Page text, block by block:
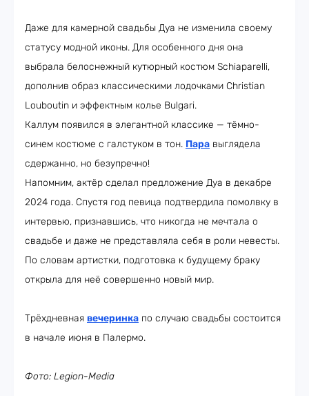
Даже для камерной свадьбы Дуа не изменила своему
статусу модной иконы. Для особенного дня она
выбрала белоснежный кутюрный костюм Schiaparelli,
дополнив образ классическими лодочками Christian
Louboutin и эффектным колье Bulgari.
Каллум появился в элегантной классике — тёмно-
синем костюме с галстуком в тон. Пара выглядела
сдержанно, но безупречно!
Напомним, актёр сделал предложение Дуа в декабре
2024 года. Спустя год певица подтвердила помолвку в
интервью, признавшись, что никогда не мечтала о
свадьбе и даже не представляла себя в роли невесты.
По словам артистки, подготовка к будущему браку
открыла для неё совершенно новый мир.
Трёхдневная вечеринка по случаю свадьбы состоится
в начале июня в Палермо.
Фото: Legion-Media